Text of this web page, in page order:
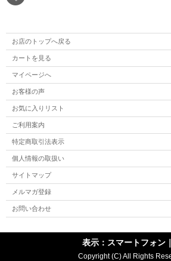
お店のトップへ戻る
カートを見る
マイページへ
お客様の声
お気に入りリスト
ご利用案内
特定商取引法表示
個人情報の取扱い
サイトマップ
メルマガ登録
お問い合わせ
表示：スマートフォン｜
Copyright (C) All Rights